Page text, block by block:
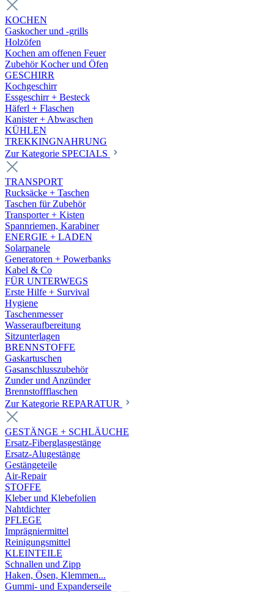
KOCHEN
Gaskocher und -grills
Holzöfen
Kochen am offenen Feuer
Zubehör Kocher und Öfen
GESCHIRR
Kochgeschirr
Essgeschirr + Besteck
Häferl + Flaschen
Kanister + Abwaschen
KÜHLEN
TREKKINGNAHRUNG
Zur Kategorie SPECIALS
TRANSPORT
Rucksäcke + Taschen
Taschen für Zubehör
Transporter + Kisten
Spannriemen, Karabiner
ENERGIE + LADEN
Solarpanele
Generatoren + Powerbanks
Kabel & Co
FÜR UNTERWEGS
Erste Hilfe + Survival
Hygiene
Taschenmesser
Wasseraufbereitung
Sitzunterlagen
BRENNSTOFFE
Gaskartuschen
Gasanschlusszubehör
Zunder und Anzünder
Brennstoffflaschen
Zur Kategorie REPARATUR
GESTÄNGE + SCHLÄUCHE
Ersatz-Fiberglasgestänge
Ersatz-Alugestänge
Gestängeteile
Air-Repair
STOFFE
Kleber und Klebefolien
Nahtdichter
PFLEGE
Imprägniermittel
Reinigungsmittel
KLEINTEILE
Schnallen und Zipp
Haken, Ösen, Klemmen...
Gummi- und Expanderseile